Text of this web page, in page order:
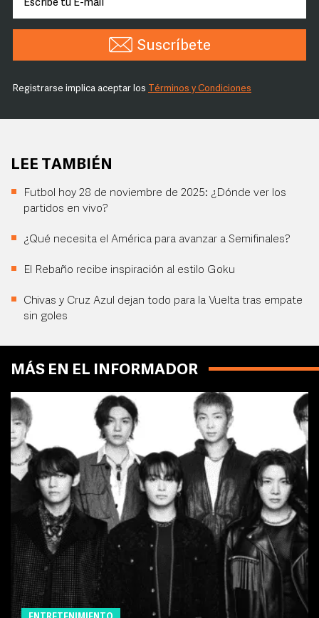
Suscríbete
Registrarse implica aceptar los Términos y Condiciones
LEE TAMBIÉN
Futbol hoy 28 de noviembre de 2025: ¿Dónde ver los
partidos en vivo?
¿Qué necesita el América para avanzar a Semifinales?
El Rebaño recibe inspiración al estilo Goku
Chivas y Cruz Azul dejan todo para la Vuelta tras empate
sin goles
MÁS EN EL INFORMADOR